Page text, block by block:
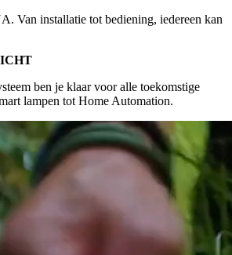
Van installatie tot bediening, iedereen kan
ben je klaar voor alle toekomstige
lampen tot Home Automation.